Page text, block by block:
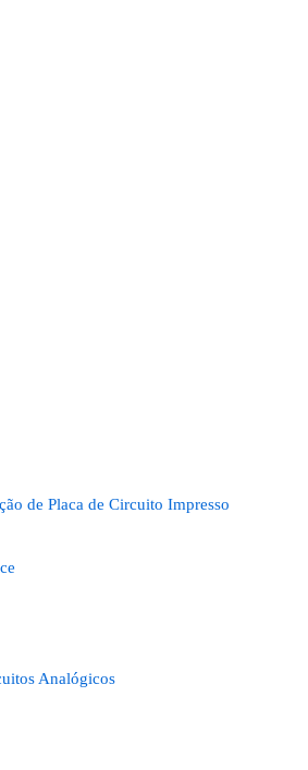
de Placa de Circuito Impresso
Analógicos